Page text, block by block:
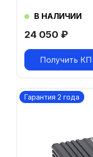
24 050 ₽
В НАЛИЧИИ
Получить КП
Гарантия 2 года